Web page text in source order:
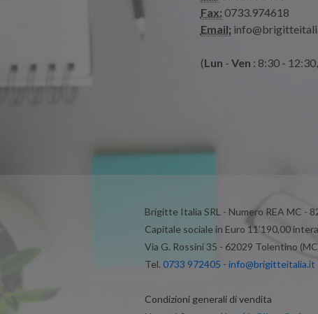
Fax: 0733.974618
Email:
(Lun - Ven : 8:30 -
Brigitte Italia SRL - Numero REA MC -
Capitale sociale in Euro 11’190,00
Via G. Rossini 35 - 62029 Tolentino
Tel. 0733 972405 - info@brigitteitalia.it
Condizioni generali di vendita